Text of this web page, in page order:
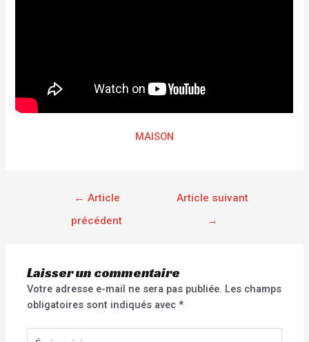
MAISON
← Article
précédent
Article suivant
→
Laisser un commentaire
Votre adresse e-mail ne sera pas publiée. Les champs
obligatoires sont indiqués avec*
Écrivez